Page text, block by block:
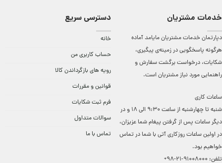
خدمات مشتریان
دپارتمان خدمات مشتریان مایامد آماده
هرگونه پاسخگویی در زمینه‌ی پیگیری،
شکایات، درخواست برگشت سفارش و
راهنمایی مورد نیاز مشتریان است.
ساعات کاری
شنبه تا چهارشنبه از ساعت 9:30 الی 18 و در
دیگر ساعات ‌پس از گرفتن پیغام شما عزیزان،
در اولین ساعات روزکاری آتی با شما در تماس
خواهیم بود.
تلفن: 91008000-21-98+
دسترسی سریع
خانه
حساب کاربری من
رویه های بازگرداندن کالا
قوانین و مقررات
فرم ثبت شکایات
سوالات متداول
تماس با ما